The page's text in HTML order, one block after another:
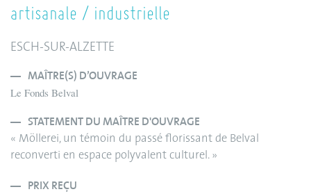
artisanale / industrielle
ESCH-SUR-ALZETTE
MAÎTRE(S) D’OUVRAGE
Le Fonds Belval
STATEMENT DU MAÎTRE D'OUVRAGE
« Möllerei, un témoin du passé florissant de Belval
reconverti en espace polyvalent culturel. »
PRIX REÇU